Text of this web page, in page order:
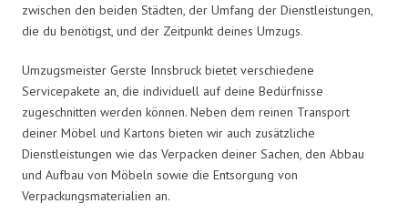
zwischen den beiden Städten, der Umfang der Dienstleistungen,
die du benötigst, und der Zeitpunkt deines Umzugs.
Umzugsmeister Gerste Innsbruck bietet verschiedene
Servicepakete an, die individuell auf deine Bedürfnisse
zugeschnitten werden können. Neben dem reinen Transport
deiner Möbel und Kartons bieten wir auch zusätzliche
Dienstleistungen wie das Verpacken deiner Sachen, den Abbau
und Aufbau von Möbeln sowie die Entsorgung von
Verpackungsmaterialien an.